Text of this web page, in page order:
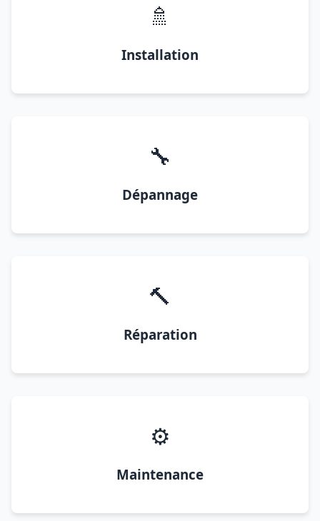
🚿
Installation
🔧
Dépannage
🔨
Réparation
⚙️
Maintenance